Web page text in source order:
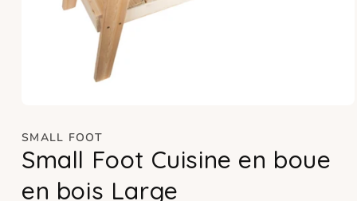
média
dans
une
modale
SMALL FOOT
Small Foot Cuisine en boue
en bois Large